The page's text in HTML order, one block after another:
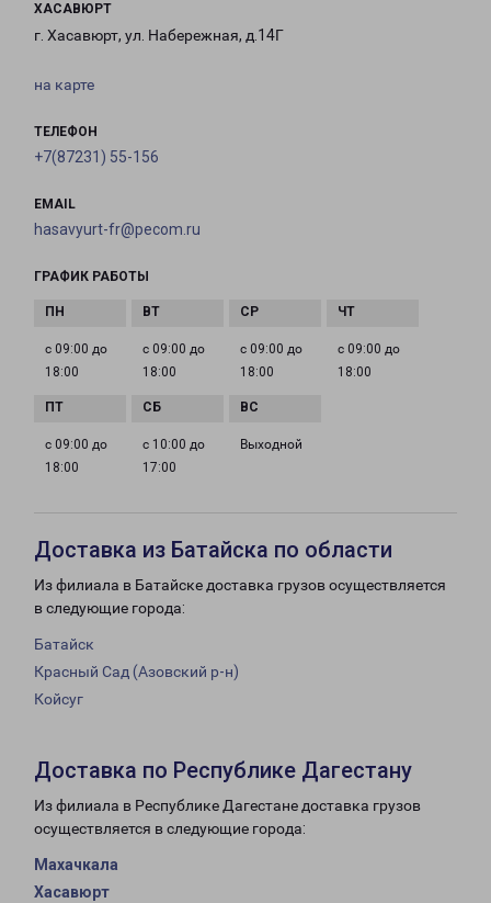
ХАСАВЮРТ
г. Хасавюрт, ул. Набережная, д.14Г
на карте
ТЕЛЕФОН
+7(87231) 55-156
EMAIL
hasavyurt-fr@pecom.ru
ГРАФИК РАБОТЫ
с 09:00 до
18:00
с 09:00 до
18:00
с 09:00 до
18:00
с 09:00 до
18:00
с 09:00 до
18:00
с 10:00 до
17:00
Выходной
Доставка из Батайска по области
Из филиала в Батайске доставка грузов осуществляется
в следующие города:
Батайск
Красный Сад (Азовский р-н)
Койсуг
Доставка по Республике Дагестану
Из филиала в Республике Дагестане доставка грузов
осуществляется в следующие города:
Махачкала
Хасавюрт